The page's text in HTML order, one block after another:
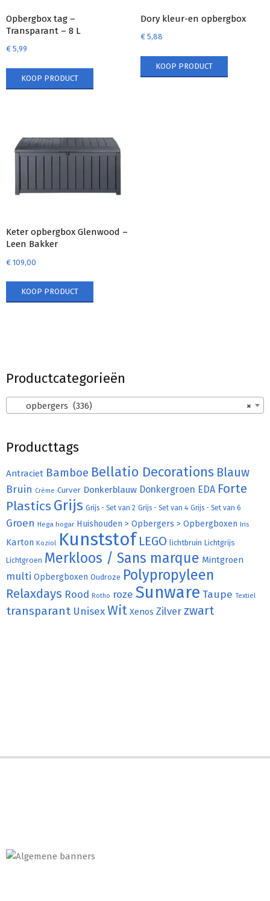
Opbergbox tag –
Transparant – 8 L
€ 5,99
KOOP PRODUCT
Dory kleur-en opbergbox
€5,88
KOOP PRODUCT
Keter opbergbox Glenwood –
Leen Bakker
€ 109,00
KOOP PRODUCT
Productcategorieën
×
opbergers (336)
Producttags
Antraciet Bamboe Bellatio Decorations Blauw
Bruin Crème Curver Donkerblauw Donkergroen EDA Forte
Plastics Grijs Grijs - Set van 2 Grijs - Set van 4 Grijs - Set van 6
Groen Hega hogar Huishouden > Opbergers > Opbergboxen Iris
Karton Koziol Kunststof LEGO lichtbruin Lichtgrijs
Lichtgroen Merkloos / Sans marque Mintgroen
multi Opbergboxen Oudroze Polypropyleen
Relaxdays Rood Rotho roze Sunware Taupe Textiel
transparant UnisexWit Xenos Zilver zwart